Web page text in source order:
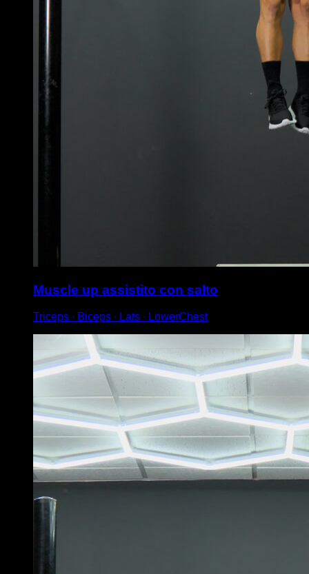
Muscle up assistito con salto
Triceps ∙ Biceps ∙ Lats ∙ LowerChest